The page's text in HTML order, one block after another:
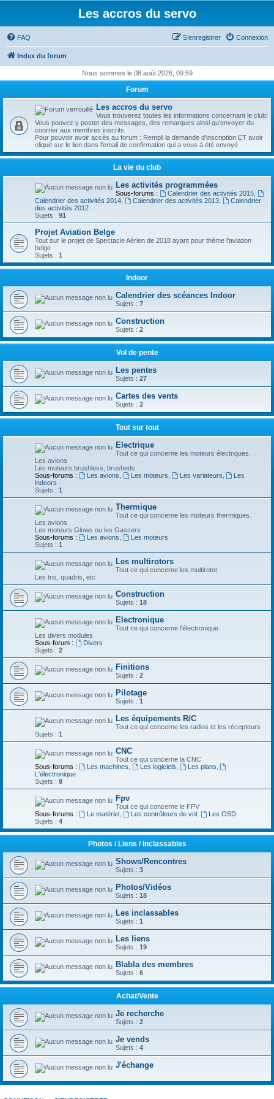
Les accros du servo
FAQ Connexion
S’enregistrer
Index du forum
Nous sommes le 08 août 2026, 09:59
Forum
Les accros du servo
Vous trouverez toutes les informations concernant le club!
Vous pouvez y poster des messages, des remarques ainsi qu'envoyer du
courrier aux membres inscrits.
Pour pouvoir avoir accès au forum : Rempli la demande d'inscription ET avoir
cliqué sur le lien dans l'email de confirmation qui a vous à été envoyé.
La vie du club
Les activités programmées
Sous-forums : Calendrier des activités 2015,
Calendrier des activités 2014
Calendrier des activités 2013,
Calendrier
des activités 2012
Sujets : 91
Projet Aviation Belge
Tout sur le projet de Spectacle Aérien de 2018 ayant pour thème l'aviation
belge
Sujets : 1
Indoor
Calendrier des scéances Indoor
Sujets : 7
Construction
Sujets : 2
Vol de pente
Les pentes
Sujets : 27
Cartes des vents
Sujets : 2
Tout sur tout
Electrique
Tout ce qui concerne les moteurs électriques.
Les avions
Les moteurs brushless, brusheds
Sous-forums :
Les avions Les moteurs Les variateurs
Les
indoors
Sujets : 1
Thermique
Tout ce qui concerne les moteurs thermiques.
Les avions
Les moteurs Glows ou les Gassers
Sous-forums :
Les avions
Les moteurs
Sujets : 1
Les multirotors
Tout ce qui concerne les multirotor
Les tris, quadris, etc
Construction
Sujets : 18
Electronique
Tout ce qui concerne l'électronique.
Les divers modules
Sous-forum :
Divers
Sujets : 2
Finitions
Sujets : 2
Pilotage
Sujets : 1
Les équipements R/C
Tout ce qui concerne les radios et les récepteurs
Sujets : 1
CNC
Tout ce qui concerne la CNC
Sous-forums :
Les machines Les logiciels Les plans
L'électronique
Sujets : 8
Fpv
Tout ce qui concerne le FPV
Sous-forums :
Le matériel, Les contrôleurs de vol,
Les OSD
Sujets : 4
Photos / Liens / Inclassables
Shows/Rencontres
Sujets : 3
Photos/Vidéos
Sujets : 18
Les inclassables
Sujets : 1
Les liens
Sujets : 19
Blabla des membres
Sujets : 6
Achat/Vente
Je recherche
Sujets : 2
Je vends
Sujets : 4
J'échange